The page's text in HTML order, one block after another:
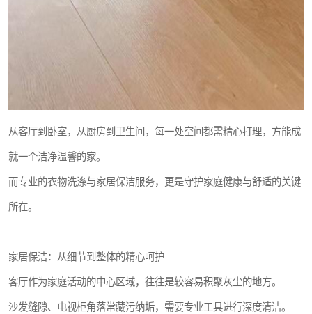
从客厅到卧室，从厨房到卫生间，每一处空间都需精心打理，方能成
就一个洁净温馨的家。
而专业的衣物洗涤与家居保洁服务，更是守护家庭健康与舒适的关键
所在。
家居保洁：从细节到整体的精心呵护
客厅作为家庭活动的中心区域，往往是较容易积聚灰尘的地方。
沙发缝隙、电视柜角落常藏污纳垢，需要专业工具进行深度清洁。